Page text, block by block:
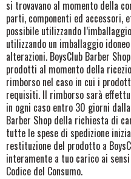
si trovavano al momento della
parti, componenti ed
possibile utilizzando
utilizzando un imballaggio
alterazioni. BoysClub Barber
prodotti al momento della
rimborso nel caso in cui i
requisiti. Il rimborso sarà
in ogni caso entro 30 giorni
Barber Shop della richiesta di
tutte le spese di spedizione
restituzione del prodotto a
interamente a tuo carico ai
Codice del Consumo.